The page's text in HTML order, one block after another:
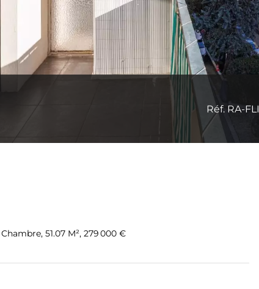
Réf. RA-FLI
51.07 M², 279 000 €